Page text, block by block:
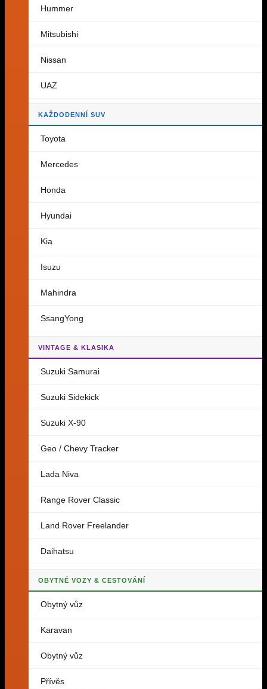
Košík
Zpět do obchodu
Hummer
Mitsubishi
Nissan
UAZ
KAŽDODENNÍ SUV
Toyota
Mercedes
Honda
Hyundai
Kia
Isuzu
Mahindra
SsangYong
VINTAGE & KLASIKA
Suzuki Samurai
Suzuki Sidekick
Suzuki X-90
Geo / Chevy Tracker
Lada Niva
Range Rover Classic
Land Rover Freelander
Daihatsu
OBYTNÉ VOZY & CESTOVÁNÍ
Obytný vůz
Karavan
Obytný vůz
Přívěs